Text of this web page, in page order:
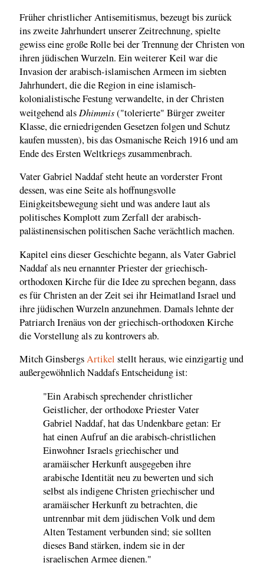
Früher christlicher Antisemitismus, bezeugt bis zurück
ins zweite Jahrhundert unserer Zeitrechnung, spielte
gewiss eine große Rolle bei der Trennung der Christen von
ihren jüdischen Wurzeln. Ein weiterer Keil war die
Invasion der arabisch-islamischen Armeen im siebten
Jahrhundert, die die Region in eine islamisch-
kolonialistische Festung verwandelte, in der Christen
weitgehend als Dhimmis("tolerierte" Bürger zweiter
Klasse, die erniedrigenden Gesetzen folgen und Schutz
kaufen mussten), bis das Osmanische Reich 1916 und am
Ende des Ersten Weltkriegs zusammenbrach.
Vater Gabriel Naddaf steht heute an vorderster Front
dessen, was eine Seite als hoffnungsvolle
Einigkeitsbewegung sieht und was andere laut als
politisches Komplott zum Zerfall der arabisch-
palästinensischen politischen Sache verächtlich machen.
Kapitel eins dieser Geschichte begann, als Vater Gabriel
Naddaf als neu ernannter Priester der griechisch-
orthodoxen Kirche für die Idee zu sprechen begann, dass
es für Christen an der Zeit sei ihr Heimatland Israel und
ihre jüdischen Wurzeln anzunehmen. Damals lehnte der
Patriarch Irenäus von der griechisch-orthodoxen Kirche
die Vorstellung als zu kontrovers ab.
Mitch GinsbergsArtikel stellt heraus, wie einzigartig und
außergewöhnlich Naddafs Entscheidung ist:
"Ein Arabisch sprechender christlicher
Geistlicher, der orthodoxe Priester Vater
Gabriel Naddaf, hat das Undenkbare getan: Er
hat einen Aufruf an die arabisch-christlichen
Einwohner Israels griechischer und
aramäischer Herkunft ausgegeben ihre
arabische Identität neu zu bewerten und sich
selbst als indigene Christen griechischer und
aramäischer Herkunft zu betrachten, die
untrennbar mit dem jüdischen Volk und dem
Alten Testament verbunden sind; sie sollten
dieses Band stärken, indem sie in der
israelischen Armee dienen."